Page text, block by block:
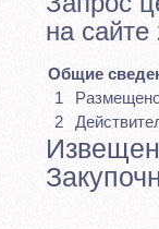
на
Общие
1
2